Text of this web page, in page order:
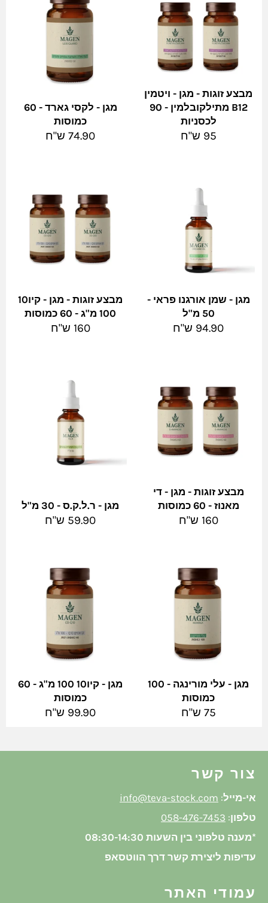
מגן - לקסי גארד - 60
כמוסות
מחיר
74.90 ש"ח
מבצע זוגות - מגן - ויטמין
B12 מתילקובלמין - 90
לכסניות
מחיר
95 ש"ח
מבצע זוגות - מגן - קיו10
100 מ"ג - 60 כמוסות
מחיר
160 ש"ח
מגן - שמן אורגנו פראי -
50 מ"ל
מחיר
94.90 ש"ח
מגן - ר.ל.ק.ס - 30 מ"ל
מחיר
59.90 ש"ח
מבצע זוגות - מגן - די
מאנוז - 60 כמוסות
מחיר
160 ש"ח
מגן - קיו10 100 מ"ג - 60
כמוסות
מחיר
99.90 ש"ח
מגן - עלי מורינגה - 100
כמוסות
מחיר
75 ש"ח
צור קשר
אי-מייל:
info@teva-stock.com
טלפון:
058-476-7453
*מענה טלפוני בין השעות 08:30-14:30
עדיפות ליצירת קשר דרך הווטסאפ
עמודי האתר